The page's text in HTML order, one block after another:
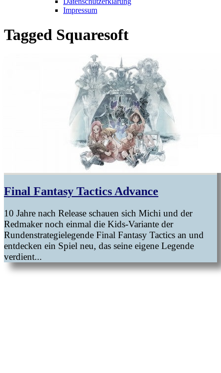
Impressum
Tagged Squaresoft
Final Fantasy Tactics Advance
10 Jahre nach Release schauen sich Michi und der
Redmaker noch einmal die Kids-Variante der
Rundenstrategielegende Final Fantasy Tactics an und
entdecken ein Spiel neu, das seine eigene Legende
verdient...